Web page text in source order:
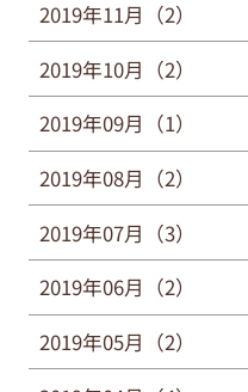
2019年11月（2）
2019年10月（2）
2019年09月（1）
2019年08月（2）
2019年07月（3）
2019年06月（2）
2019年05月（2）